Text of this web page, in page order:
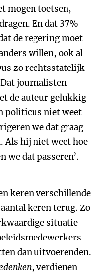
mogen toetsen,
En dat 37%
de regering moet
willen, ook al
zo rechtsstatelijk
journalisten
de auteur gelukkig
politicus niet weet
we dat graag
Als hij niet weet hoe
we dat passeren’.
keren verschillende
keren terug. Zo
situatie
dan uitvoerenden.
, verdienen